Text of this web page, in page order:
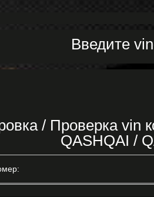
Введите
/ Проверка vin
QASHQAI /